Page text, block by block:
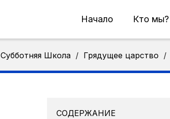
Начало Кто мы?
Субботняя Школа / Грядущее царство /
СОДЕРЖАНИЕ